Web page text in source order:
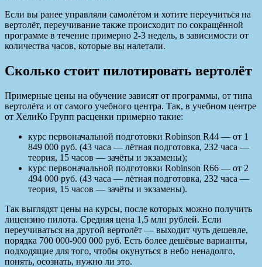
Если вы ранее управляли самолётом и хотите переучиться на
вертолёт, переучивание также происходит по сокращённой
программе в течение примерно 2-3 недель, в зависимости от
количества часов, которые вы налетали.
Сколько стоит пилотировать вертолёт
Примерные цены на обучение зависят от программы, от типа
вертолёта и от самого учебного центра. Так, в учебном центре
от ХелиКо Групп расценки примерно такие:
курс первоначальной подготовки Robinson R44 — от 1
849 000 руб. (43 часа — лётная подготовка, 232 часа —
теория, 15 часов — зачёты и экзамены);
курс первоначальной подготовки Robinson R66 — от 2
494 000 руб. (43 часа — лётная подготовка, 232 часа —
теория, 15 часов — зачёты и экзамены).
Так выглядят цены на курсы, после которых можно получить
лицензию пилота. Средняя цена 1,5 млн рублей. Если
переучиваться на другой вертолёт — выходит чуть дешевле,
порядка 700 000-900 000 руб. Есть более дешёвые варианты,
подходящие для того, чтобы окунуться в небо ненадолго,
понять, осознать, нужно ли это.